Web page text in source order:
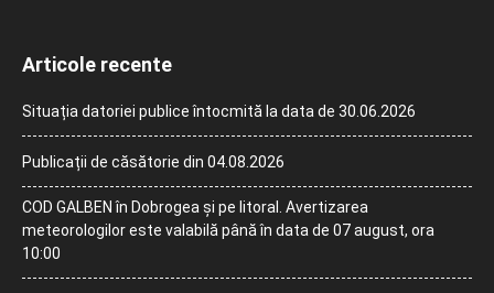
Articole recente
Situația datoriei publice întocmită la data de 30.06.2026
Publicații de căsătorie din 04.08.2026
COD GALBEN în Dobrogea și pe litoral. Avertizarea
meteorologilor este valabilă până în data de 07 august, ora
10:00